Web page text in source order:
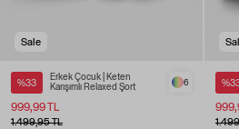
Sale
%33
Erkek Çocuk | Keten
Karışımlı Relaxed Şort
999,99 TL
6
1.499,95 TL